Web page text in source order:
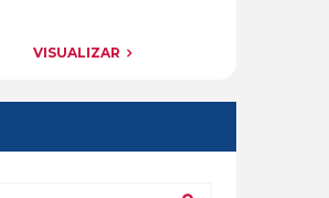
VISUALIZAR